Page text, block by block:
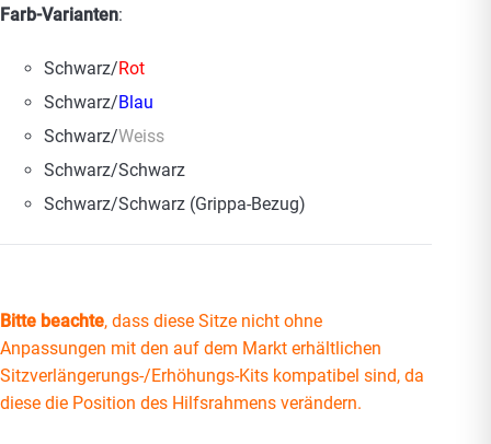
Farb-Varianten:
Schwarz/Rot
Schwarz/Blau
Schwarz/Weiss
Schwarz/Schwarz
Schwarz/Schwarz (Grippa-Bezug)
Bitte beachte, dass diese Sitze nicht ohne
Anpassungen mit den auf dem Markt erhältlichen
Sitzverlängerungs-/Erhöhungs-Kits kompatibel sind, da
diese die Position des Hilfsrahmens verändern.